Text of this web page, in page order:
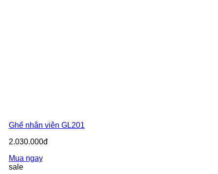
Ghế nhân viên GL201
2.030.000đ
Mua ngay
sale